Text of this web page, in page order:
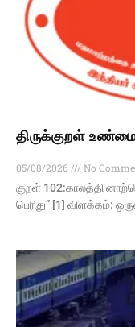
திருக்குறள்
05/08/2026
No
குறள் 102:காலத்தி
பெரிது” [1] விளக்கம்: